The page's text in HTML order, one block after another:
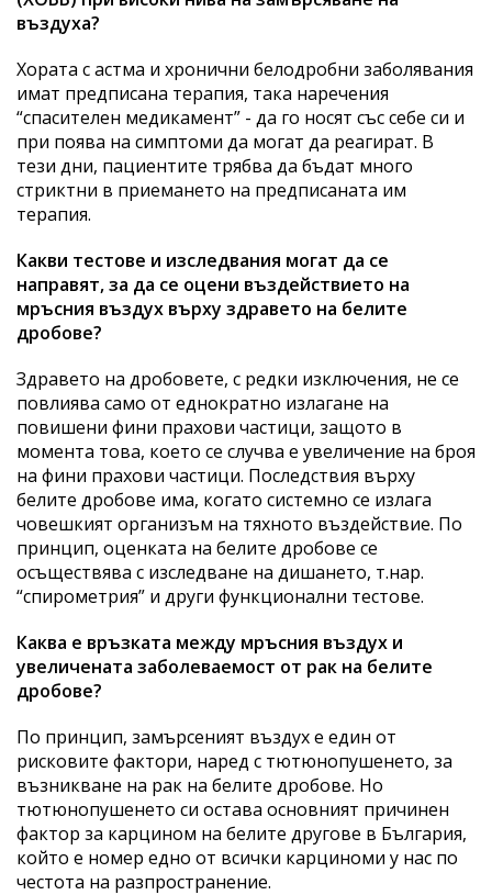
въздуха?
Хората с астма и хронични белодробни заболявания
имат предписана терапия, така наречения
“спасителен медикамент” - да го носят със себе си и
при поява на симптоми да могат да реагират. В
тези дни, пациентите трябва да бъдат много
стриктни в приемането на предписаната им
терапия.
Какви тестове и изследвания могат да се
направят, за да се оцени въздействието на
мръсния въздух върху здравето на белите
дробове?
Здравето на дробовете, с редки изключения, не се
повлиява само от еднократно излагане на
повишени фини прахови частици, защото в
момента това, което се случва е увеличение на броя
на фини прахови частици. Последствия върху
белите дробове има, когато системно се излага
човешкият организъм на тяхното въздействие. По
принцип, оценката на белите дробове се
осъществява с изследване на дишането, т.нар.
“спирометрия” и други функционални тестове.
Каква е връзката между мръсния въздух и
увеличената заболеваемост от рак на белите
дробове?
По принцип, замърсеният въздух е един от
рисковите фактори, наред с тютюнопушенето, за
възникване на рак на белите дробове. Но
тютюнопушенето си остава основният причинен
фактор за карцином на белите другове в България,
който е номер едно от всички карциноми у нас по
честота на разпространение.